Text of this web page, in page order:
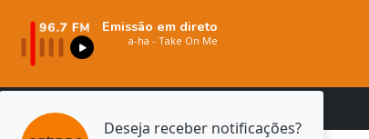
Deseja receber notificações?
Emissão em direto